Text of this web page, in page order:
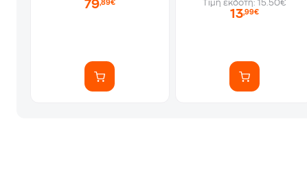
79,89€
Τιμή εκδότη: 15.50€
13,99€